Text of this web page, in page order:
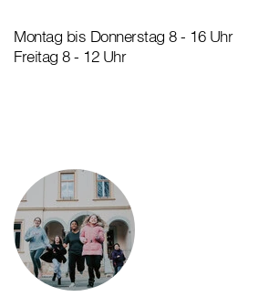
Montag bis Donnerstag 8 - 16 Uhr
Freitag 8 - 12 Uhr